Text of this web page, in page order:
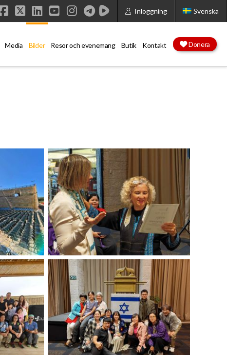
Inloggning Svenska
Facebook
X LinkedIn
YouTube
Instagram
Media Bilder Resor och evenemang Butik Kontakt Donera